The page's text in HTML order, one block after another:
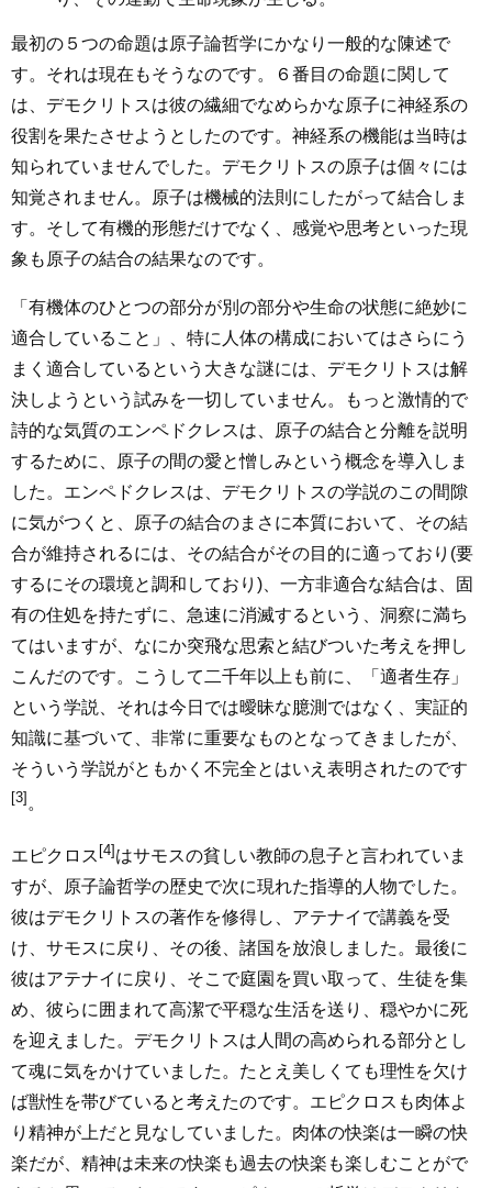
最初の５つの命題は原子論哲学にかなり一般的な陳述で
す。それは現在もそうなのです。６番目の命題に関して
は、デモクリトスは彼の繊細でなめらかな原子に神経系の
役割を果たさせようとしたのです。神経系の機能は当時は
知られていませんでした。デモクリトスの原子は個々には
知覚されません。原子は機械的法則にしたがって結合しま
す。そして有機的形態だけでなく、感覚や思考といった現
象も原子の結合の結果なのです。
「有機体のひとつの部分が別の部分や生命の状態に絶妙に
適合していること」、特に人体の構成においてはさらにう
まく適合しているという大きな謎には、デモクリトスは解
決しようという試みを一切していません。もっと激情的で
詩的な気質のエンペドクレスは、原子の結合と分離を説明
するために、原子の間の愛と憎しみという概念を導入しま
した。エンペドクレスは、デモクリトスの学説のこの間隙
に気がつくと、原子の結合のまさに本質において、その結
合が維持されるには、その結合がその目的に適っており(要
するにその環境と調和しており)、一方非適合な結合は、固
有の住処を持たずに、急速に消滅するという、洞察に満ち
てはいますが、なにか突飛な思索と結びついた考えを押し
こんだのです。こうして二千年以上も前に、「適者生存」
という学説、それは今日では曖昧な臆測ではなく、実証的
知識に基づいて、非常に重要なものとなってきましたが、
そういう学説がともかく不完全とはいえ表明されたのです
[3] 。
エピクロス [4]はサモスの貧しい教師の息子と言われていま
すが、原子論哲学の歴史で次に現れた指導的人物でした。
彼はデモクリトスの著作を修得し、アテナイで講義を受
け、サモスに戻り、その後、諸国を放浪しました。最後に
彼はアテナイに戻り、そこで庭園を買い取って、生徒を集
め、彼らに囲まれて高潔で平穏な生活を送り、穏やかに死
を迎えました。デモクリトスは人間の高められる部分とし
て魂に気をかけていました。たとえ美しくても理性を欠け
ば獣性を帯びていると考えたのです。エピクロスも肉体よ
り精神が上だと見なしていました。肉体の快楽は一瞬の快
楽だが、精神は未来の快楽も過去の快楽も楽しむことがで